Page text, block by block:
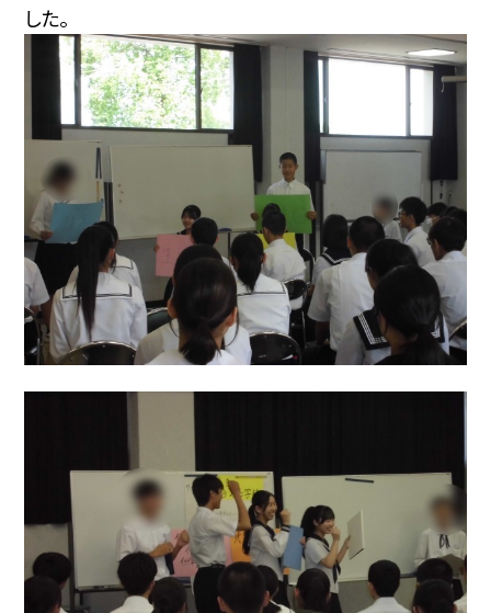
した。